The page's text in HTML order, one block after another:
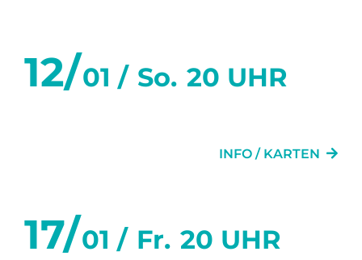
12/01 / So. 20 UHR
INFO / KARTEN
17/01 / Fr. 20 UHR